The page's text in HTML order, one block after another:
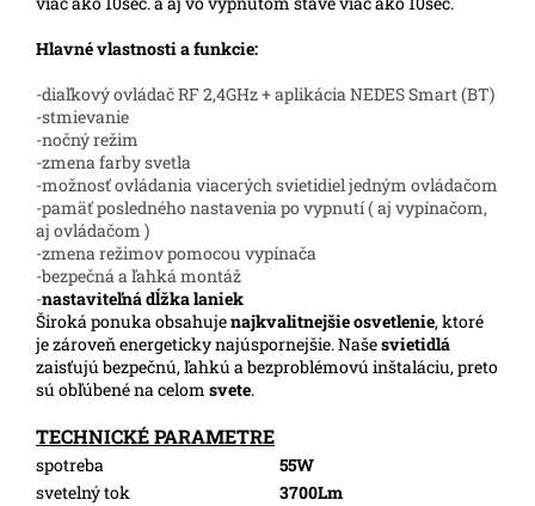
Hlavné vlastnosti a funkcie:
-diaľkový ovládač RF 2,4GHz + aplikácia NEDES Smart (BT)
-stmievanie
-nočný režim
-zmena farby svetla
-možnosť ovládania viacerých svietidiel jedným ovládačom
-pamäť posledného nastavenia po vypnutí ( aj vypínačom,
aj ovládačom )
-zmena režimov pomocou vypínača
-bezpečná a ľahká montáž
-nastaviteľná dĺžka laniek
Široká ponuka obsahujenajkvalitnejšie osvetlenie, ktoré
je zároveň energeticky najúspornejšie. Našesvietidlá
zaisťujú bezpečnú, ľahkú a bezproblémovú inštaláciu, preto
sú obľúbené na celom svete.
TECHNICKÉ PARAMETRE
spotreba
55W
svetelný tok
3700Lm